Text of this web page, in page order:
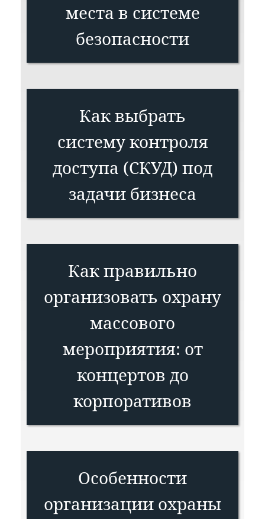
места в системе
безопасности
Как выбрать
систему контроля
доступа (СКУД) под
задачи бизнеса
Как правильно
организовать охрану
массового
мероприятия: от
концертов до
корпоративов
Особенности
организации охраны